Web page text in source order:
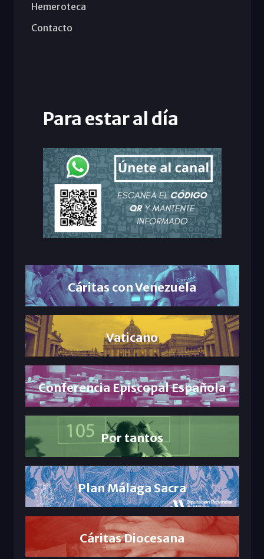
Hemeroteca
Contacto
Para estar al día
Cáritas con Venezuela
Vaticano
Conferencia Episcopal Española
Por tantos
Plan Málaga Sacra
Cáritas Diocesana